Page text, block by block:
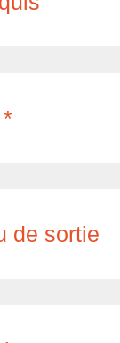
de sortie